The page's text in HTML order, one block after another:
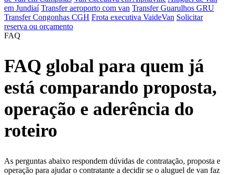
em Jundiaí Transfer aeroporto com van Transfer Guarulhos GRU
Transfer Congonhas CGH Frota executiva VaideVan Solicitar
reserva ou orçamento
FAQ
FAQ global para quem já
está comparando proposta,
operação e aderência do
roteiro
As perguntas abaixo respondem dúvidas de contratação, proposta e
operação para ajudar o contratante a decidir se o aluguel de van faz